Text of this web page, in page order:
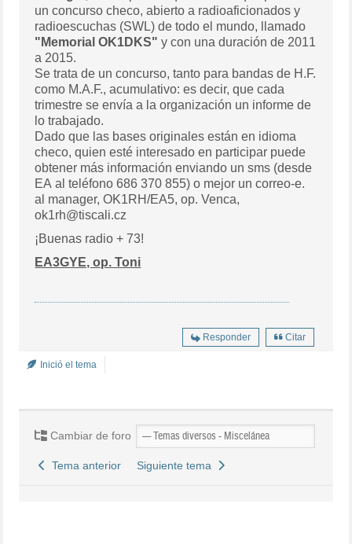
un concurso checo, abierto a radioaficionados y
radioescuchas (SWL) de todo el mundo, llamado
"Memorial OK1DKS" y con una duración de 2011
a 2015.
Se trata de un concurso, tanto para bandas de H.F.
como M.A.F., acumulativo: es decir, que cada
trimestre se envía a la organización un informe de
lo trabajado.
Dado que las bases originales están en idioma
checo, quien esté interesado en participar puede
obtener más información enviando un sms (desde
EA al teléfono 686 370 855) o mejor un correo-e.
al manager, OK1RH/EA5, op. Venca,
ok1rh@tiscali.cz
¡Buenas radio + 73!
EA3GYE, op. Toni
Responder Citar
Inició el tema
Cambiar de foro
Tema anterior Siguiente tema